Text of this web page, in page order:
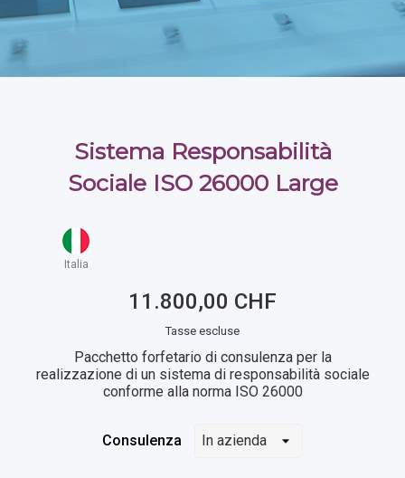
Sistema Responsabilità
Sociale ISO 26000 Large
Italia
11.800,00 CHF
Tasse escluse
Pacchetto forfetario di consulenza per la
realizzazione di un sistema di responsabilità sociale
conforme alla norma ISO 26000
Consulenza